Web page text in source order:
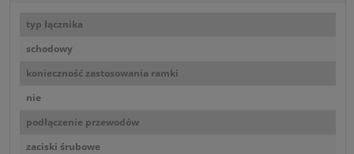
typ łącznika
schodowy
konieczność zastosowania ramki
nie
podłączenie przewodów
zaciski śrubowe